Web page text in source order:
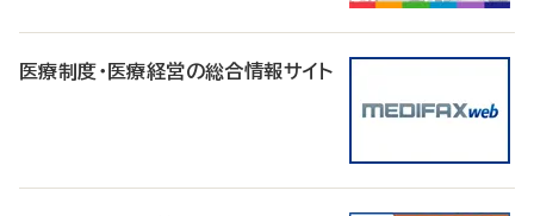
医療制度・医療経営の総合情報サイト